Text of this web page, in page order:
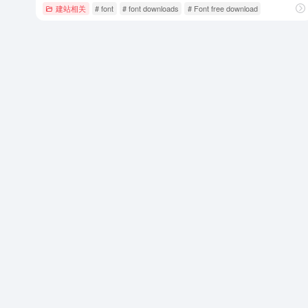
建站相关 # font # font downloads # Font free download